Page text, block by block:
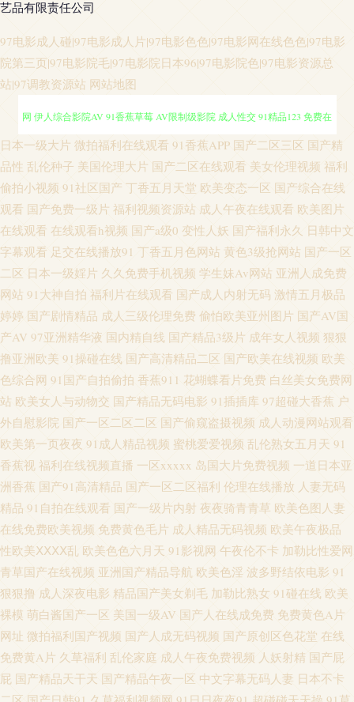
艺品有限责任公司
97电影成人碰|97电影成人片|97电影色色|97电影网在线色色|97电影
院第三页|97电影院毛|97电影院日本96|97电影院色|97电影资源总
站|97调教资源站 网站地图
精品三级网站 91自产精品国 日韩欧美wwww 午夜激情普通户 亚洲色图偷拍
网 伊人综合影院AV 91香蕉草莓 AV限制级影院 成人性交 91精品123 免费在
先锋亚洲色图 97涩在线资源网 韩国无码伦理 久操资源福利在线 欧美性爱主
站 伊人三级片 国产精品黄色网 老湿机成人网站 日韩AV打炮影院 91大香蕉伊
人 91网址黄w www久久人妻 国产精品情侣自拍 日本色情导航 瑟瑟视频网站
亚洲日韩资源 91亲99 不卡三区 成人片伊人 国产在线第一页 日韩无码A片 亚
州第一AZ 在线免费观看AV 91黄色网 a片avcom 成人日韩av网站 国产av自拍
清网 日日夜夜看毛片 69国精产品自偷 91久久久 97干在线视频 超碰在线人网
播放 国内成人在线 激情导航 精品3d动漫一区 欧美成人中文字幕 97国产se 久
久人国产 青娱乐av色导航 瑟瑟瑟瑟无码97 五月丁香成人网 97精品国产 爱豆
传媒性爱影片 狠狠色伊人 欧亚一本视频 日日撸亚洲视频 91内操 AV网址在线
超碰大香蕉av 韩国aa免费视频 人人天天骑擦 影音先锋三级资源 97精品在线
东京热三级 精品色色 欧美日韩色情a片 四虎影库av 影音先锋操逼网 91瑟瑟视
日本一级大片 微拍福利在线观看 91香蕉APP 国产二区三区 国产精
品性 乱伦种子 美国伦理大片 国产二区在线观看 美女伦理视频 福利
偷拍小视频 91社区国产 丁香五月天堂 欧美变态一区 国产综合在线
观看 国产免费一级片 福利视频资源站 成人午夜在线观看 欧美图片
在线观看 在线观看h视频 国产a级0 变性人妖 国产福利永久 日韩中文
字幕观看 足交在线播放91 丁香五月色网站 黄色3级抢网站 国产一区
二区 日本一级婬片 久久免费手机视频 学生妹Av网站 亚洲人成免费
网站 91大神自拍 福利片在线观看 国产成人内射无码 激情五月极品
婷婷 国产剧情精品 成人三级伦理免费 偷怕欧美亚州图片 国产AV国
产AV 97亚洲精华液 国内精自线 国产精品3级片 成年女人视频 狠狠
撸亚洲欧美 91操碰在线 国产高清精品二区 国产欧美在线视频 欧美
色综合网 91国产自拍偷拍 香蕉911 花蝴蝶看片免费 白丝美女免费网
站 欧美女人与动物交 国产精品无码电影 91插插库 97超碰大香蕉 户
外自慰影院 国产一区二区二区 国产偷窥盗摄视频 成人动漫网站观看
欧美第一页夜夜 91成人精品视频 蜜桃爱爱视频 乱伦熟女五月天 91
香蕉视 福利在线视频直播 一区xxxxx 岛国大片免费视频 一道日本亚
洲香蕉 国产91高清精品 国产一区二区福利 伦理在线播放 人妻无码
精品 91自拍在线观看 国产一级片内射 夜夜骑青青草 欧美色图人妻
在线免费欧美视频 免费黄色毛片 成人精品无码视频 欧美午夜极品
性欧美ⅩⅩⅩⅩ乱 欧美色色六月天 91影视网 午夜伦不卡 加勒比性爱网
青草国产在线视频 亚洲国产精品导航 欧美色淫 波多野结依电影 91
狠狠撸 成人深夜电影 精品国产美女剃毛 加勒比熟女 91碰在线 欧美
裸模 萌白酱国产一区 美国一级AV 国产人在线成免费 免费黄色A片
网址 微拍福利国产视频 国产人成无码视频 国产原创区色花堂 在线
免费黄A片 久草福利 乱伦家庭 成人午夜免费视频 人妖射精 国产屁
屁 国产精品天干天 国产精品午夜一区 中文字幕无码人妻 日本不卡